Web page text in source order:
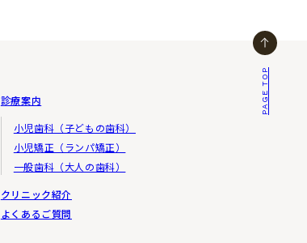
PAGE TOP
診療案内
小児歯科（子どもの歯科）
小児矯正（ランパ矯正）
一般歯科（大人の歯科）
クリニック紹介
よくあるご質問